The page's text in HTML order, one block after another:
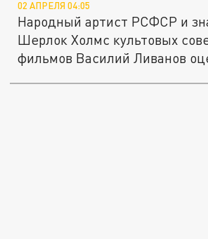
02 АПРЕЛЯ 04:05
Народный артист РСФСР и
Шерлок Холмс культовых
фильмов Василий Ливанов